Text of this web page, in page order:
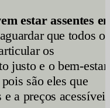
estar assentes
que todos os
os
justo e o bem-estar
são eles que
a preços acessíveis